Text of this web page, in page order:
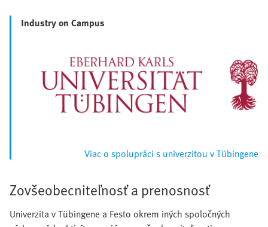
Industry on Campus
Viac o spolupráci s univerzitou v Tübingene
Zovšeobecniteľnosť a prenosnosť
Univerzita v Tübingene a Festo okrem iných spoločných